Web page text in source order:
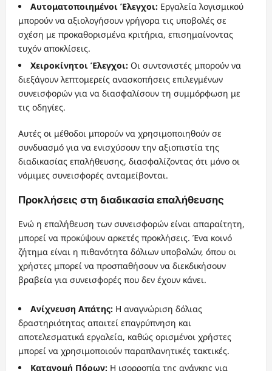
Αυτοματοποιημένοι Έλεγχοι: Εργαλεία λογισμικού
μπορούν να αξιολογήσουν γρήγορα τις υποβολές σε
σχέση με προκαθορισμένα κριτήρια, επισημαίνοντας
τυχόν αποκλίσεις.
Χειροκίνητοι Έλεγχοι: Οι συντονιστές μπορούν να
διεξάγουν λεπτομερείς ανασκοπήσεις επιλεγμένων
συνεισφορών για να διασφαλίσουν τη συμμόρφωση με
τις οδηγίες.
Αυτές οι μέθοδοι μπορούν να χρησιμοποιηθούν σε
συνδυασμό για να ενισχύσουν την αξιοπιστία της
διαδικασίας επαλήθευσης, διασφαλίζοντας ότι μόνο οι
νόμιμες συνεισφορές ανταμείβονται.
Προκλήσεις στη διαδικασία επαλήθευσης
Ενώ η επαλήθευση των συνεισφορών είναι απαραίτητη,
μπορεί να προκύψουν αρκετές προκλήσεις. Ένα κοινό
ζήτημα είναι η πιθανότητα δόλιων υποβολών, όπου οι
χρήστες μπορεί να προσπαθήσουν να διεκδικήσουν
βραβεία για συνεισφορές που δεν έχουν κάνει.
Ανίχνευση Απάτης: Η αναγνώριση δόλιας
δραστηριότητας απαιτεί επαγρύπνηση και
αποτελεσματικά εργαλεία, καθώς ορισμένοι χρήστες
μπορεί να χρησιμοποιούν παραπλανητικές τακτικές.
Κατανομή Πόρων: Η ισορροπία της ανάγκης για